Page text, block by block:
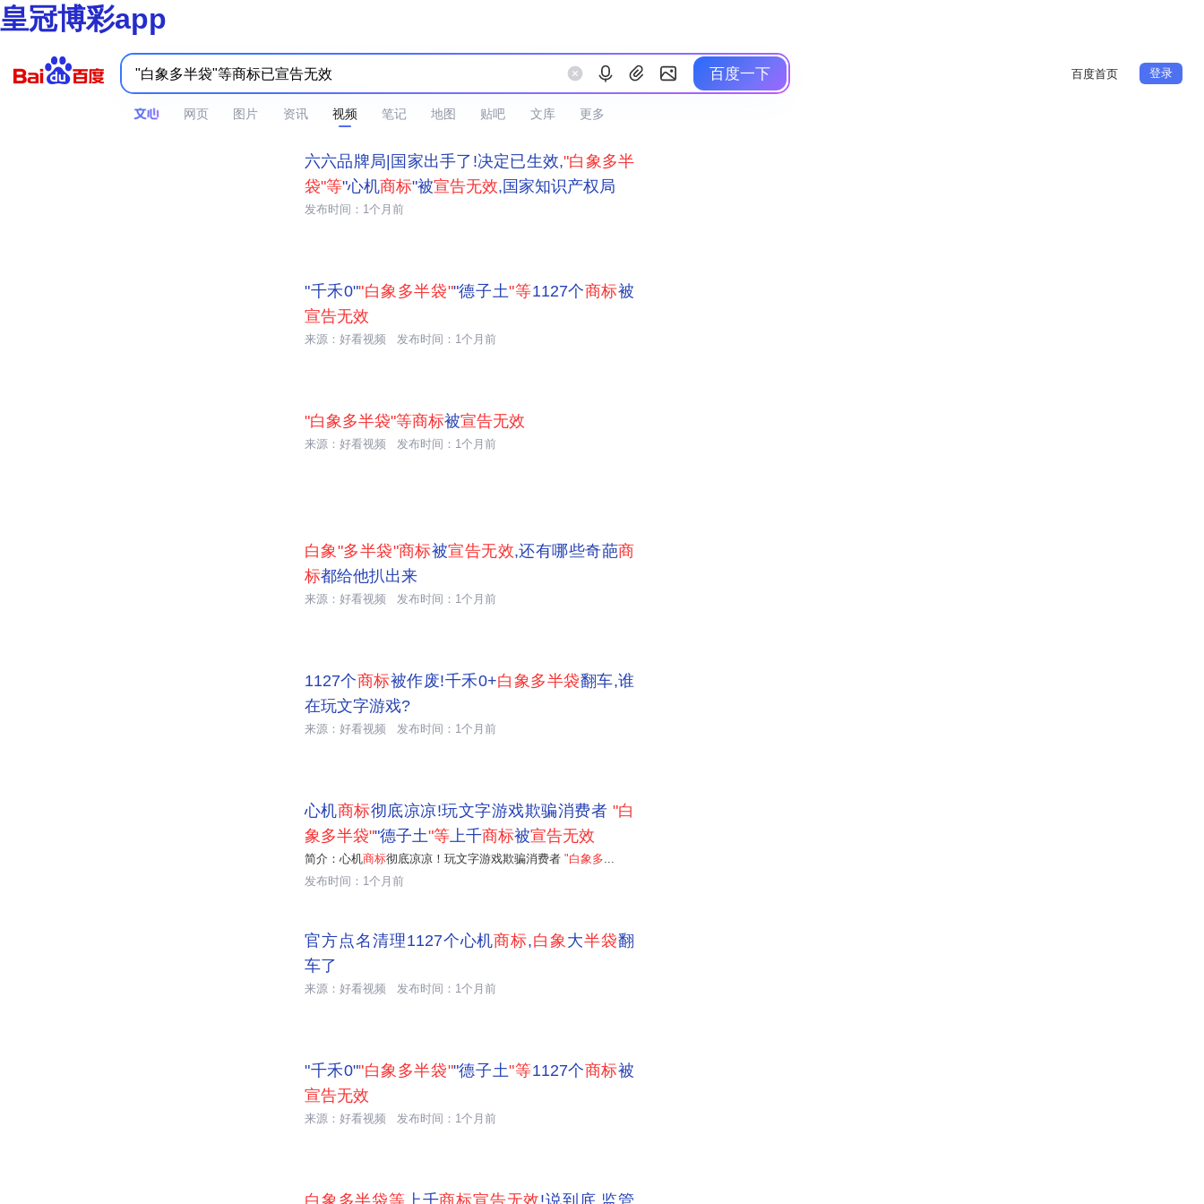
皇冠博彩app
百度一下 百度首页 登录
网页 图片 资讯 视频 笔记 地图 贴吧 文库 更多
六六品牌局|国家出手了!决定已生效,"白象多半
袋"等"心机商标"被宣告无效,国家知识产权局
发布时间：1个月前
"千禾0""白象多半袋""德子土"等1127个商标被
宣告无效
来源：好看视频 发布时间：1个月前
"白象多半袋"等商标被宣告无效
来源：好看视频 发布时间：1个月前
白象"多半袋"商标被宣告无效,还有哪些奇葩商
标都给他扒出来
来源：好看视频 发布时间：1个月前
1127个商标被作废!千禾0+白象多半袋翻车,谁
在玩文字游戏?
来源：好看视频 发布时间：1个月前
心机商标彻底凉凉!玩文字游戏欺骗消费者 "白
象多半袋""德子土"等上千商标被宣告无效
简介：心机商标彻底凉凉！玩文字游戏欺骗消费者 "白象多...
发布时间：1个月前
官方点名清理1127个心机商标,白象大半袋翻
车了
来源：好看视频 发布时间：1个月前
"千禾0""白象多半袋""德子土"等1127个商标被
宣告无效
来源：好看视频 发布时间：1个月前
白象多半袋等 上千商标宣告无效!说到底,监管